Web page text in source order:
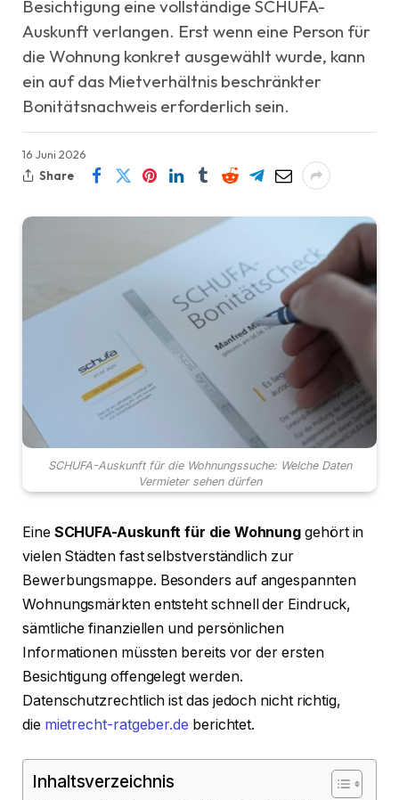
Besichtigung eine vollständige SCHUFA-
Auskunft verlangen. Erst wenn eine Person für
die Wohnung konkret ausgewählt wurde, kann
ein auf das Mietverhältnis beschränkter
Bonitätsnachweis erforderlich sein.
16 Juni 2026
Share
SCHUFA-Auskunft für die Wohnungssuche: Welche Daten
Vermieter sehen dürfen
Eine SCHUFA-Auskunft für die Wohnung gehört in
vielen Städten fast selbstverständlich zur
Bewerbungsmappe. Besonders auf angespannten
Wohnungsmärkten entsteht schnell der Eindruck,
sämtliche finanziellen und persönlichen
Informationen müssten bereits vor der ersten
Besichtigung offengelegt werden.
Datenschutzrechtlich ist das jedoch nicht richtig,
diе mietrecht-ratgeber.de berichtet.
Inhaltsverzeichnis